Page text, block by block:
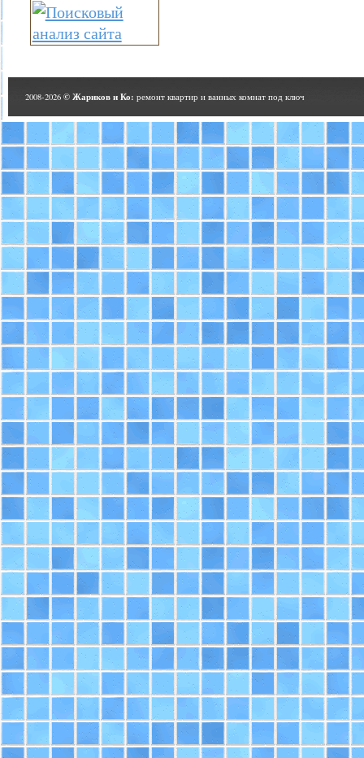
2008-2026© Жариков и Ко: ремонт квартир и ванных комнат под ключ